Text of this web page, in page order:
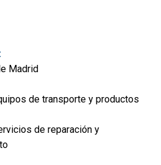
Madrid
de transporte y productos
de reparación y